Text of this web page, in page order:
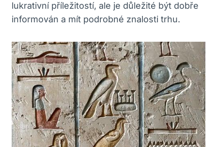
lukrativní příležitostí, ale‍ je ⁤důležité být ⁤dobře⁣
informován a mít⁤ podrobné znalosti trhu.